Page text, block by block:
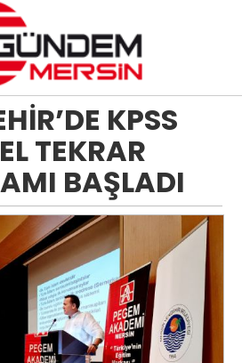
KPSS
TEKRAR
BAŞLADI